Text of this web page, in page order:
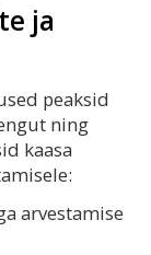
ja
peaksid
ning
kaasa
arvestamise